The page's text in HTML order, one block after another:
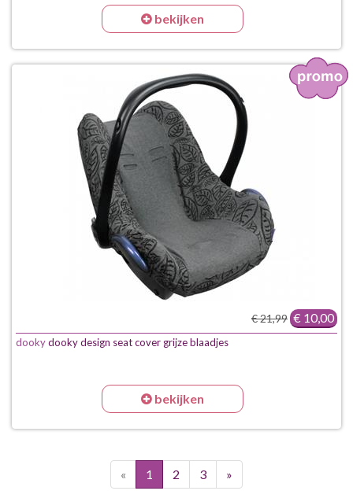
bekijken
€ 21,99 € 10,00
dookydooky design seat cover grijze blaadjes
bekijken
« 1 2 3 »